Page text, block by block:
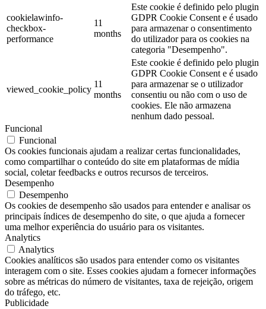
cookielawinfo-
checkbox-
performance
11
months
Este cookie é definido pelo plugin
GDPR Cookie Consent e é usado
para armazenar o consentimento
do utilizador para os cookies na
categoria "Desempenho".
viewed_cookie_policy
11
months
Este cookie é definido pelo plugin
GDPR Cookie Consent e é usado
para armazenar se o utilizador
consentiu ou não com o uso de
cookies. Ele não armazena
nenhum dado pessoal.
Funcional
Funcional
Os cookies funcionais ajudam a realizar certas funcionalidades,
como compartilhar o conteúdo do site em plataformas de mídia
social, coletar feedbacks e outros recursos de terceiros.
Desempenho
Desempenho
Os cookies de desempenho são usados para entender e analisar os
principais índices de desempenho do site, o que ajuda a fornecer
uma melhor experiência do usuário para os visitantes.
Analytics
Analytics
Cookies analíticos são usados para entender como os visitantes
interagem com o site. Esses cookies ajudam a fornecer informações
sobre as métricas do número de visitantes, taxa de rejeição, origem
do tráfego, etc.
Publicidade